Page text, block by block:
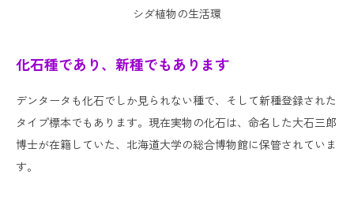
シダ植物の生活環
化石種であり、新種でもあります
デンタータも化石でしか見られない種で、そして新種登録された
タイプ標本でもあります。現在実物の化石は、命名した大石三郎
博士が在籍していた、北海道大学の総合博物館に保管されていま
す。